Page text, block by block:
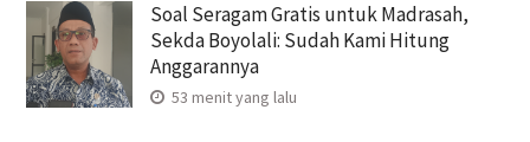
Soal Seragam Gratis untuk Madrasah,
Sekda Boyolali: Sudah Kami Hitung
Anggarannya
53 menit yang lalu